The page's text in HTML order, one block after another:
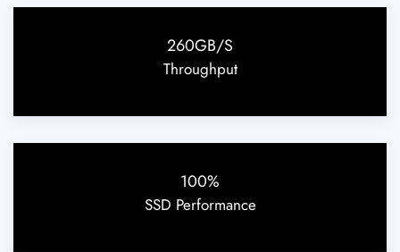
260GB/S
Throughput
100%
SSD Performance